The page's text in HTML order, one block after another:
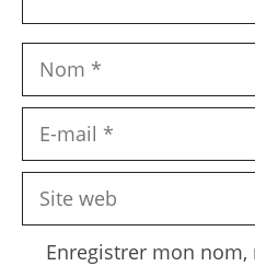
Nom
Site
Enregistrer mon